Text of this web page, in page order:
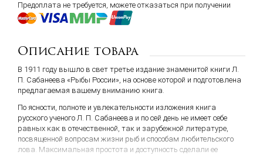
Предоплата не требуется, можете отказаться при получении
Описание товара
В 1911 году вышло в свет третье издание знаменитой книги Л.
П. Сабанеева «Рыбы России», на основе которой и подготовлена
предлагаемая вашему вниманию книга.
По ясности, полноте и увлекательности изложения книга
русского ученого Л. П. Сабанеева и по сей день не имеет себе
равных как в отечественной, так и зарубежной литературе,
посвященной вопросам жизни рыб и способам любительского
лова. Максимальная простота и доступность сделали ее